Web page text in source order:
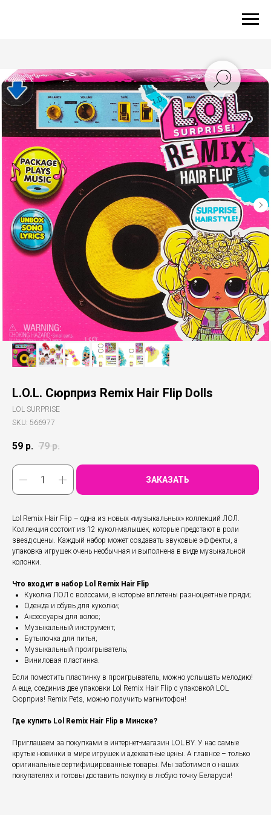
L.O.L. Сюрприз Remix Hair Flip Dolls
LOL SURPRISE
SKU: 566977
59 р. 79 р.
ЗАКАЗАТЬ
Lol Remix Hair Flip – одна из новых «музыкальных» коллекций ЛОЛ.
Коллекция состоит из 12 кукол-малышек, которые предстают в роли
звезд сцены. Каждый набор может создавать звуковые эффекты, а
упаковка игрушек очень необычная и выполнена в виде музыкальной
колонки.
Что входит в набор Lol Remix Hair Flip
Куколка ЛОЛ с волосами, в которые вплетены разноцветные пряди;
Одежда и обувь для куколки;
Аксессуары для волос;
Музыкальный инструмент;
Бутылочка для питья;
Музыкальный проигрыватель;
Виниловая пластинка.
Если поместить пластинку в проигрыватель, можно услышать мелодию!
А еще, соединив две упаковки Lol Remix Hair Flip с упаковкой LOL
Сюрприз! Remix Pets, можно получить магнитофон!
Где купить Lol Remix Hair Flip в Минске?
Приглашаем за покупками в интернет-магазин LOL.BY. У нас самые
крутые новинки в мире игрушек и адекватные цены. А главное – только
оригинальные сертифицированные товары. Мы заботимся о наших
покупателях и готовы доставить покупку в любую точку Беларуси!